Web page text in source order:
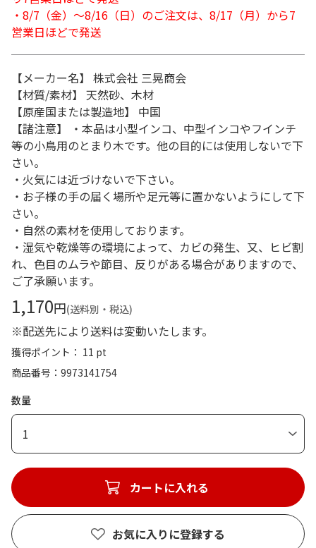
・8/7（金）～8/16（日）のご注文は、8/17（月）から7
営業日ほどで発送
【メーカー名】 株式会社 三晃商会
【材質/素材】 天然砂、木材
【原産国または製造地】 中国
【諸注意】 ・本品は小型インコ、中型インコやフインチ
等の小鳥用のとまり木です。他の目的には使用しないで下
さい。
・火気には近づけないで下さい。
・お子様の手の届く場所や足元等に置かないようにして下
さい。
・自然の素材を使用しております。
・湿気や乾燥等の環境によって、カビの発生、又、ヒビ割
れ、色目のムラや節目、反りがある場合がありますので、
ご了承願います。
1,170円(送料別・税込)
※配送先により送料は変動いたします。
獲得ポイント： 11 pt
商品番号
9973141754
数量
1
カートに入れる
お気に入りに登録する